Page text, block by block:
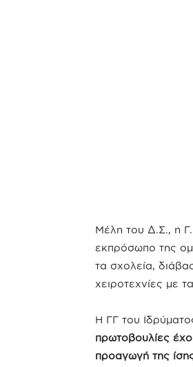
Μέλη του Δ.Σ., η
εκπρόσωπο της
τα σχολεία,
χειροτεχνίες με
Η ΓΓ του
πρωτοβουλίες
προαγωγή της